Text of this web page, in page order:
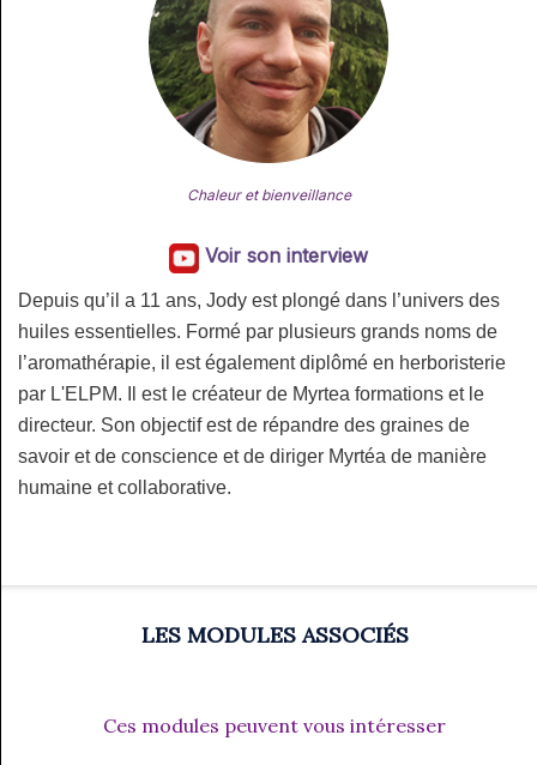
Chaleur et bienveillance
Voir son interview
Depuis qu’il a 11 ans, Jody est plongé dans l’univers des
huiles essentielles. Formé par plusieurs grands noms de
l’aromathérapie, il est également diplômé en herboristerie
par L'ELPM. Il est le créateur de Myrtea formations et le
directeur. Son objectif est de répandre des graines de
savoir et de conscience et de diriger Myrtéa de manière
humaine et collaborative.
LES MODULES ASSOCIÉS
Ces modules peuvent vous intéresser